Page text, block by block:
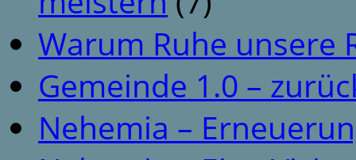
Warum Ruhe unsere
Gemeinde 1.0 –
Nehemia –